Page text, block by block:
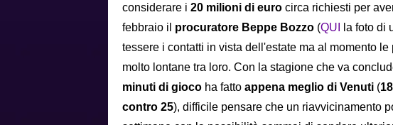
considerare i 20 milioni di euro circa richiesti per
febbraio il procuratore Beppe Bozzo (QUI
la foto di
tessere i contatti in vista dell'estate ma al momento
molto lontane tra loro. Con la stagione che va
minuti di gioco ha fatto appena meglio di Venuti (
contro 25), difficile pensare che un riavvicinamento